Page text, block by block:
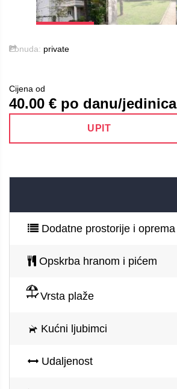
Ponuda: private
Cijena od
40.00 € po danu/jedinica
UPIT
Dodatne prostorije i oprema
Opskrba hranom i pićem
Vrsta plaže
Kućni ljubimci
Udaljenost